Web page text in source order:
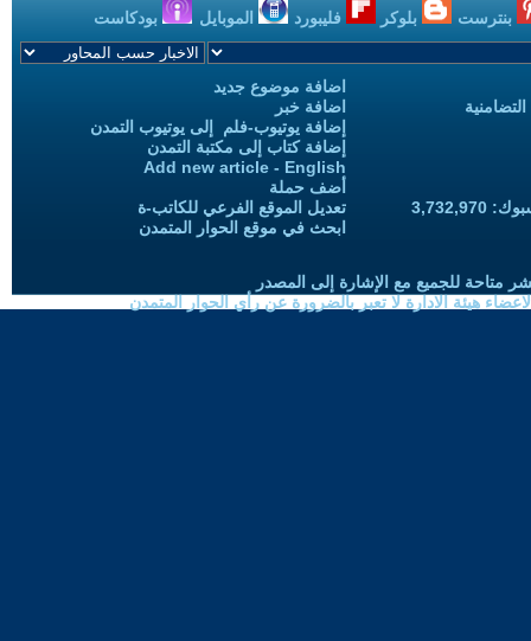
بنترست بلوكر فليبورد الموبايل بودكاست
اضافة موضوع جديد
اضافة خبر
إضافة يوتيوب-فلم إلى يوتيوب التمدن
إضافة كتاب إلى مكتبة التمدن
Add new article - English
أضف حملة
تعديل الموقع الفرعي للكاتب-ة
ابحث في موقع الحوار المتمدن
متاحة للجميع مع الإشارة إلى المصدر
هيئة الادارة لا تعبر بالضرورة عن رأي الحوار المتمدن